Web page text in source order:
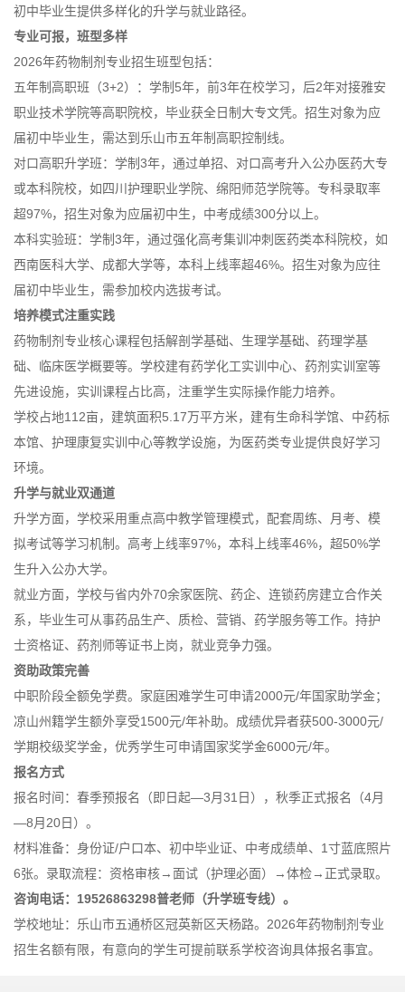
初中毕业生提供多样化的升学与就业路径。
专业可报，班型多样
2026年药物制剂专业招生班型包括：
五年制高职班（3+2）：学制5年，前3年在校学习，后2年对接雅安
职业技术学院等高职院校，毕业获全日制大专文凭。招生对象为应
届初中毕业生，需达到乐山市五年制高职控制线。
对口高职升学班：学制3年，通过单招、对口高考升入公办医药大专
或本科院校，如四川护理职业学院、绵阳师范学院等。专科录取率
超97%，招生对象为应届初中生，中考成绩300分以上。
本科实验班：学制3年，通过强化高考集训冲刺医药类本科院校，如
西南医科大学、成都大学等，本科上线率超46%。招生对象为应往
届初中毕业生，需参加校内选拔考试。
培养模式注重实践
药物制剂专业核心课程包括解剖学基础、生理学基础、药理学基
础、临床医学概要等。学校建有药学化工实训中心、药剂实训室等
先进设施，实训课程占比高，注重学生实际操作能力培养。
学校占地112亩，建筑面积5.17万平方米，建有生命科学馆、中药标
本馆、护理康复实训中心等教学设施，为医药类专业提供良好学习
环境。
升学与就业双通道
升学方面，学校采用重点高中教学管理模式，配套周练、月考、模
拟考试等学习机制。高考上线率97%，本科上线率46%，超50%学
生升入公办大学。
就业方面，学校与省内外70余家医院、药企、连锁药房建立合作关
系，毕业生可从事药品生产、质检、营销、药学服务等工作。持护
士资格证、药剂师等证书上岗，就业竞争力强。
资助政策完善
中职阶段全额免学费。家庭困难学生可申请2000元/年国家助学金；
凉山州籍学生额外享受1500元/年补助。成绩优异者获500-3000元/
学期校级奖学金，优秀学生可申请国家奖学金6000元/年。
报名方式
报名时间：春季预报名（即日起—3月31日），秋季正式报名（4月
—8月20日）。
材料准备：身份证/户口本、初中毕业证、中考成绩单、1寸蓝底照片
6张。录取流程：资格审核→面试（护理必面）→体检→正式录取。
咨询电话：19526863298普老师（升学班专线）。
学校地址：乐山市五通桥区冠英新区天杨路。2026年药物制剂专业
招生名额有限，有意向的学生可提前联系学校咨询具体报名事宜。